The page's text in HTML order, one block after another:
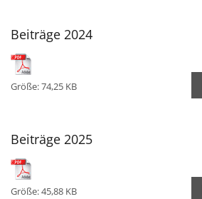
Beiträge 2024
Größe: 74,25 KB
Beiträge 2025
Größe: 45,88 KB